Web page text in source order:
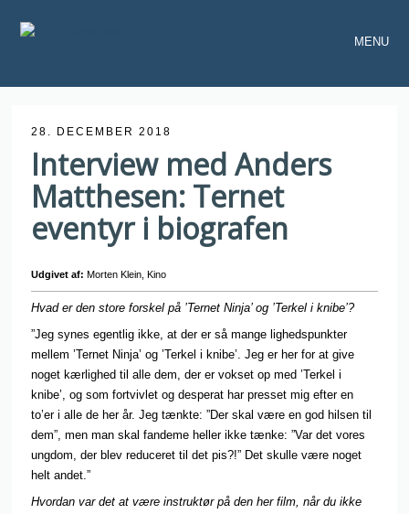
MENU
28. DECEMBER 2018
Interview med Anders
Matthesen: Ternet
eventyr i biografen
Udgivet af: Morten Klein, Kino
Hvad er den store forskel på ’Ternet Ninja’ og ’Terkel i knibe’?
”Jeg synes egentlig ikke, at der er så mange lighedspunkter
mellem ’Ternet Ninja’ og ’Terkel i knibe’. Jeg er her for at give
noget kærlighed til alle dem, der er vokset op med ’Terkel i
knibe’, og som fortvivlet og desperat har presset mig efter en
to’er i alle de her år. Jeg tænkte: ”Der skal være en god hilsen til
dem”, men man skal fandeme heller ikke tænke: ”Var det vores
ungdom, der blev reduceret til det pis?!” Det skulle være noget
helt andet.”
Hvordan var det at være instruktør på den her film, når du ikke